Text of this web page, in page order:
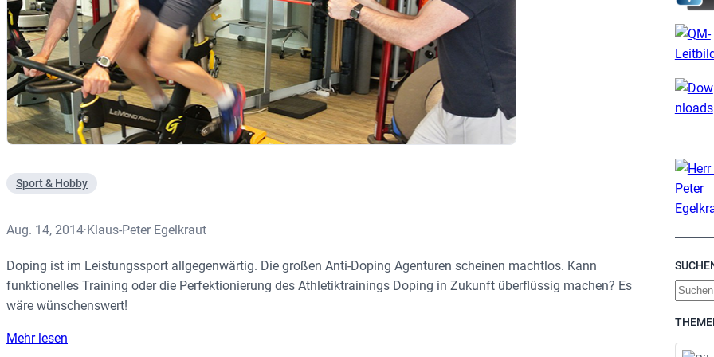
Sport & Hobby
Aug. 14, 2014·Klaus-Peter Egelkraut
Doping ist im Leistungssport allgegenwärtig. Die großen Anti-Doping Agenturen scheinen machtlos. Kann
funktionelles Training oder die Perfektionierung des Athletiktrainings Doping in Zukunft überflüssig machen? Es
wäre wünschenswert!
Mehr lesen
S
c
h